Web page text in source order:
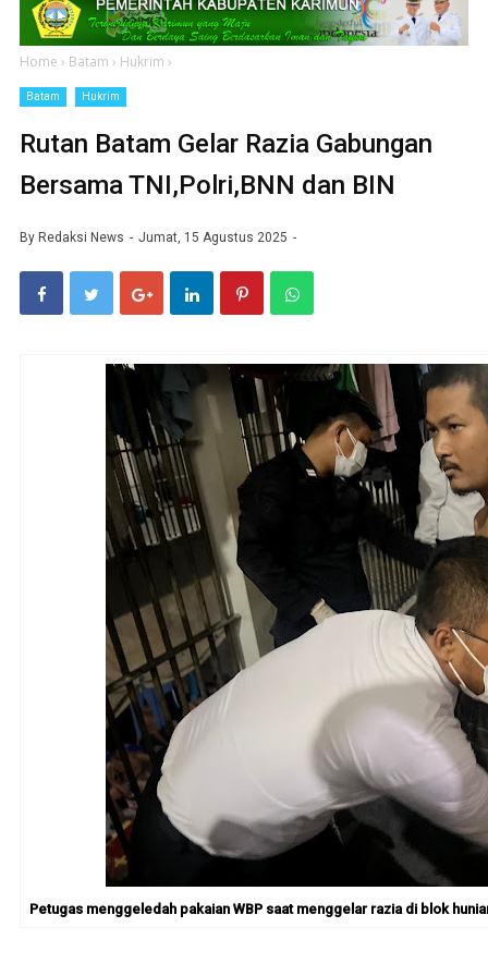
Home › Batam › Hukrim ›
Batam Hukrim
Rutan Batam Gelar Razia Gabungan
Bersama TNI,Polri,BNN dan BIN
By Redaksi News Jumat, 15 Agustus 2025
Petugas menggeledah pakaian WBP saat menggelar razia di blok